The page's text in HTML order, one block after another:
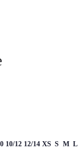
10/12 12/14 XS S M L